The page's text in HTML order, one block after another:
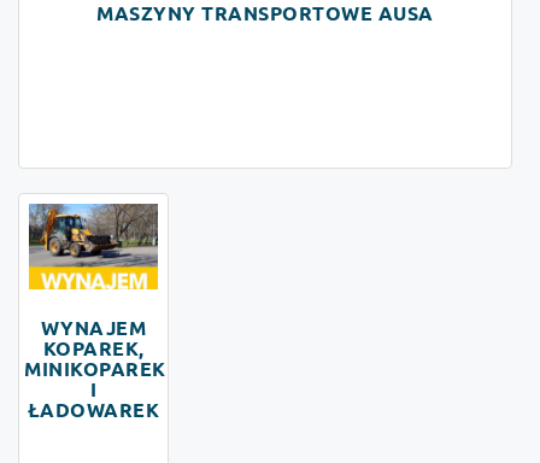
MASZYNY TRANSPORTOWE AUSA
WYNAJEM
KOPAREK,
MINIKOPAREK
I
ŁADOWAREK